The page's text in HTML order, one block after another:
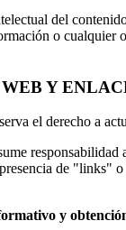
del
o cualquier
Y
el derecho a
responsabilidad
de "links" o
y